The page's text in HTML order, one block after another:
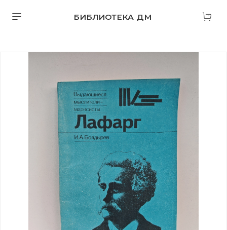
БИБЛИОТЕКА ДМ